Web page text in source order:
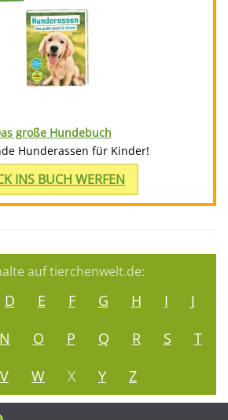
große Hundebuch
Hunderassen für Kinder!
INS BUCH WERFEN
auf tierchenwelt.de:
D E F G H I
J
N O P Q R S
T
V W X Y Z